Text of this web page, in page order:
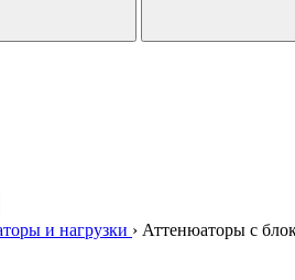
и нагрузки › Аттенюаторы с